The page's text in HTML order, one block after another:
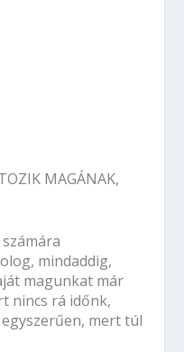
MAGÁNAK,
mindaddig,
magunkat már
nincs rá időnk,
mert túl